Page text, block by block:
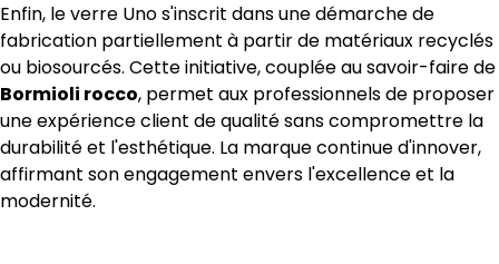
Enfin, le verre Uno s'inscrit dans une démarche de
fabrication partiellement à partir de matériaux recyclés
ou biosourcés. Cette initiative, couplée au savoir-faire de
Bormioli rocco, permet aux professionnels de proposer
une expérience client de qualité sans compromettre la
durabilité et l'esthétique. La marque continue d'innover,
affirmant son engagement envers l'excellence et la
modernité.